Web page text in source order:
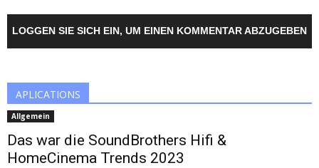
LOGGEN SIE SICH EIN, UM EINEN KOMMENTAR ABZUGEBEN
APLICATIONS
Allgemein
Das war die SoundBrothers Hifi &
HomeCinema Trends 2023